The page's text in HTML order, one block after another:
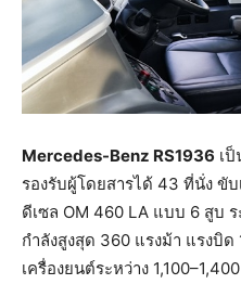
Mercedes-Benz RS1936 เ
รองรับผู้โดยสารได้ 43 ที่นั่ง ขั
ดีเซล OM 460 LA แบบ 6 สูบ
กำลังสูงสุด 360 แรงม้า แรงบิ
เครื่องยนต์ระหว่าง